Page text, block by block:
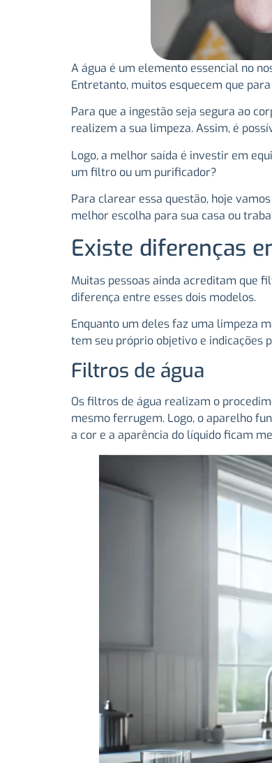
A água é um elemento essencial no
Entretanto, muitos esquecem que
Para que a ingestão seja segura ao
realizem a sua limpeza. Assim, é
Logo, a melhor saída é investir em
um filtro ou um purificador?
Para clarear essa questão, hoje
melhor escolha para sua casa ou
Existe diferenças
Muitas pessoas ainda acreditam que
diferença entre esses dois modelos.
Enquanto um deles faz uma limpeza
tem seu próprio objetivo e indicações
Filtros de água
Os filtros de água realizam o
mesmo ferrugem. Logo, o aparelho
a cor e a aparência do líquido ficam